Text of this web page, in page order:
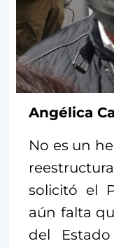
Angélica
No es un
solicitó el
aún falta
del